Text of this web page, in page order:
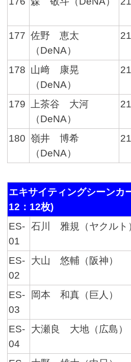
177 佐野 恵太
（DeNA）
178 山﨑 康晃
（DeNA）
179
上茶谷 大河
（DeNA）
180 嶺井 博希
（DeNA）
エキサイティングシーンカ
12：12枚)
ES-
01
石川 雅規（ヤクルト
ES-
02
大山 悠輔（阪神）
ES-
03
岡本 和真（巨人）
ES-
04
大瀬良 大地（広島）